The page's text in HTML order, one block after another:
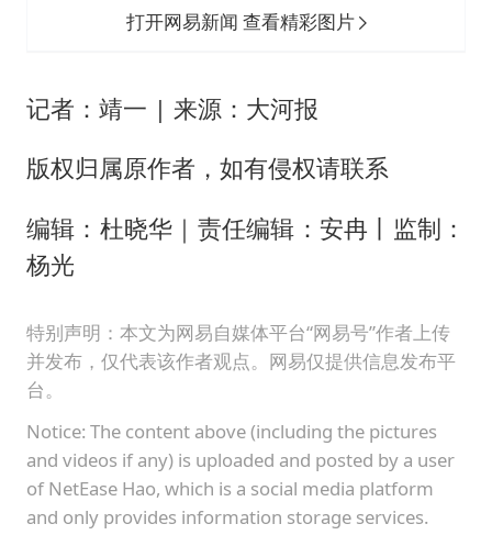
打开网易新闻 查看精彩图片
记者：靖一 | 来源：大河报
版权归属原作者，如有侵权请联系
编辑：杜晓华｜责任编辑：安冉丨监制：
杨光
特别声明：本文为网易自媒体平台“网易号”作者上传
并发布，仅代表该作者观点。网易仅提供信息发布平
台。
Notice: The content above (including the pictures
and videos if any) is uploaded and posted by a user
of NetEase Hao, which is a social media platform
and only provides information storage services.